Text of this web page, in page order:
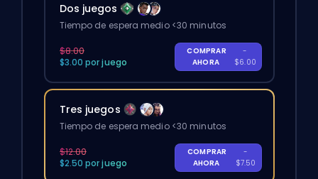
Dos juegos
Tiempo de espera medio <30 minutos
$8.00
$3.00 por juego
COMPRAR
AHORA
-
$6.00
Tres juegos
Tiempo de espera medio <30 minutos
$12.00
$2.50 por juego
COMPRAR
AHORA
-
$7.50